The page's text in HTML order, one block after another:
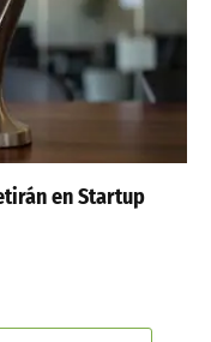
en Startup